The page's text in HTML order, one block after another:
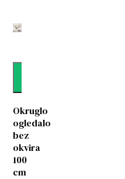
Okruglo
ogledalo
bez
okvira
100
cm